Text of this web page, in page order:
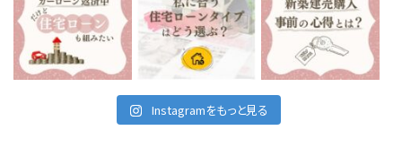
私たちが住んでいる、会津
若松市は
車がないと生活出来ない
と言っても...
11月 29
住宅ローンは当然です
が、家を建てる時に組む
もの...
11月 26
最近の会津地域、建売住
宅がとても多いなと感じ
ます。...
11月 24
Instagramをもっと見る